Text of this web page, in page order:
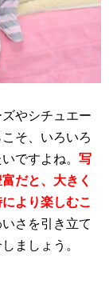
やシチュエー
そ、いろいろ
ですよね。 写
だと、大きく
より楽しむこ
さを引き立て
ましょう。